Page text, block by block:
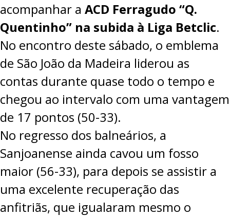
acompanhar a ACD Ferragudo “Q.
Quentinho” na subida à Liga Betclic.
No encontro deste sábado, o emblema
de São João da Madeira liderou as
contas durante quase todo o tempo e
chegou ao intervalo com uma vantagem
de 17 pontos (50-33).
No regresso dos balneários, a
Sanjoanense ainda cavou um fosso
maior (56-33), para depois se assistir a
uma excelente recuperação das
anfitriãs, que igualaram mesmo o